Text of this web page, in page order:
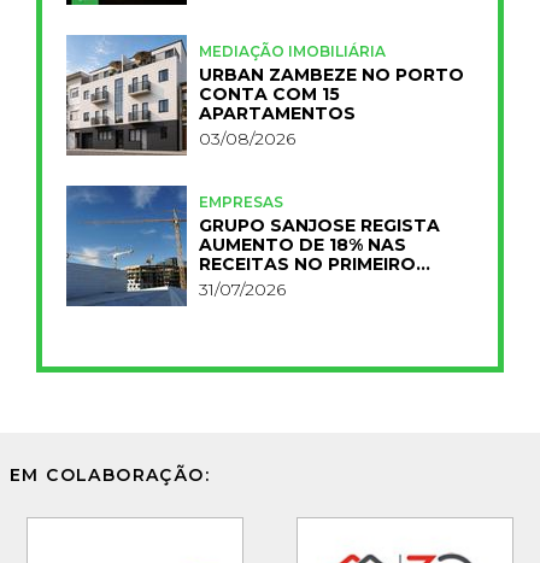
MEDIAÇÃO IMOBILIÁRIA
URBAN ZAMBEZE NO PORTO
CONTA COM 15
APARTAMENTOS
03/08/2026
EMPRESAS
GRUPO SANJOSE REGISTA
AUMENTO DE 18% NAS
RECEITAS NO PRIMEIRO
SEMESTRE
31/07/2026
EM COLABORAÇÃO: